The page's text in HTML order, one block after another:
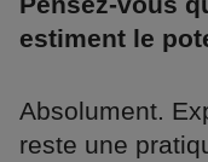
estiment le
Absolument.
reste une